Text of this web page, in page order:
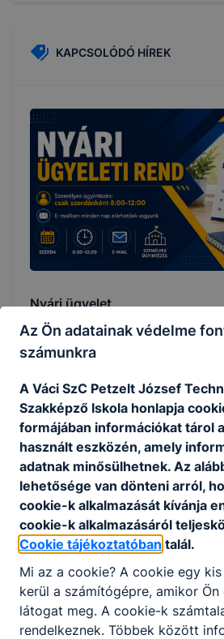
KAPCSOLÓDÓ HÍREK
Nyári ügyelet
Nyári Ügyeleti rend
Fontos időpontok a nyári
Az Ön adatainak védelme
számunkra
A Váci SzC Petzelt József
Szakképző Iskola honlapja
formájában információkat tárol
használt eszközén, amely
adatnak minősülhetnek. Az
lehetősége van dönteni arról,
cookie-k alkalmazását kívánja
cookie-k alkalmazásáról
Cookie tájékoztatóban talál.
Mi az a cookie? A cookie egy
kerül a számítógépre, amikor
látogat meg. A cookie-k
rendelkeznek. Többek között